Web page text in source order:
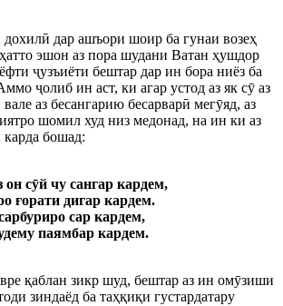
дар ашъори шоир ба гунаи возеҳ
эшон аз пора шудани Ватан ҳушдор
ҷузъиёти бештар дар ин бора ниёз ба
ҷолиб ин аст, ки агар устод аз як сӯ аз
аз бесангарию бесарварӣ мегӯяд, аз
шомил худ низ медонад, на ин ки аз
бошад:
он сӯй чу сангар кардем,
ғорати дигар кардем.
сар кардем,
паямбар кардем.
қаблан зикр шуд, бештар аз ин омӯзиши
зиндаёд ба таҳқиқи густардатару